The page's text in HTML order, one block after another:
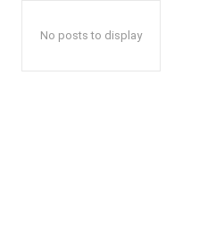
No posts to display